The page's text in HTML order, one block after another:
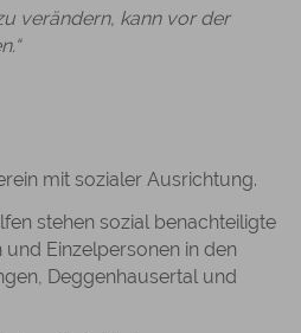
verändern, kann vor der
mit sozialer Ausrichtung.
stehen sozial benachteiligte
und Einzelpersonen in den
Deggenhausertal und